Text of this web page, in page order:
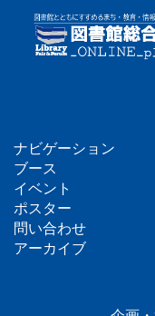
フ
ッ
タ
ナビゲーション
ブース
イベント
ポスター
問い合わせ
アーカイブ